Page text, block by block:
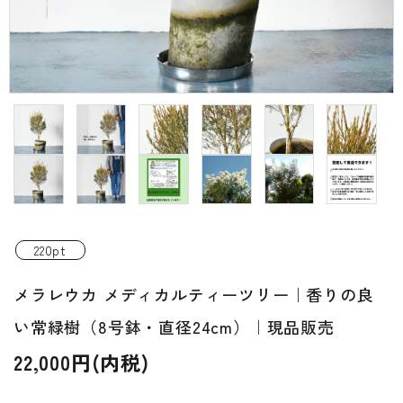
INFORMATIOM
ご利用ガイド
プライバシーポリシー
特定商取引法について
お問い合わせ
ようこそ ゲスト 様
meeting_room ログイン person 新規会員登
録
220pt
メラレウカ メディカルティーツリー｜香りの良
い常緑樹（8号鉢・直径24cm）｜現品販売
22,000円(内税)